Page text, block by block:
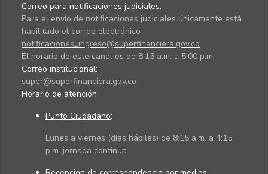
Correo para notificaciones judiciales:
Para el envío de notificaciones judiciales únicamente está
habilitado el correo electrónico
notificaciones_ingreso@superfinanciera.gov.co
El horario de este canal es de 8:15 a.m. a 5:00 p.m.
Correo institucional:
super@superfinanciera.gov.co
Horario de atención
Punto Ciudadano:
Lunes a viernes (días hábiles) de 8:15 a.m. a 4:15
p.m. jornada continua